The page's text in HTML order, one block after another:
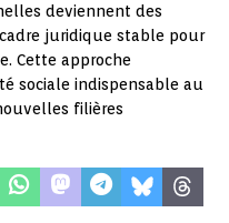
deviennent des
juridique stable pour
Cette approche
sociale indispensable au
filières